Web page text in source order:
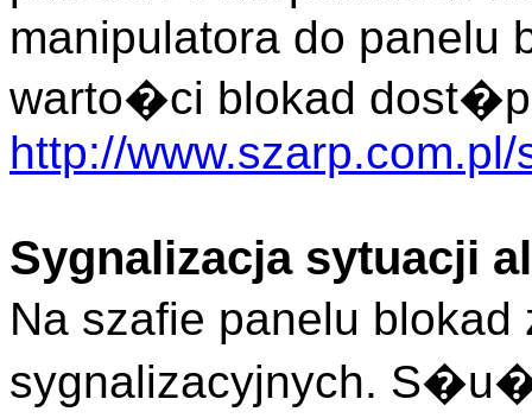
manipulatora do panelu
warto�ci blokad
http://
Sygnalizacja sytuacji
Na szafie panelu
sygnalizacyjnych.